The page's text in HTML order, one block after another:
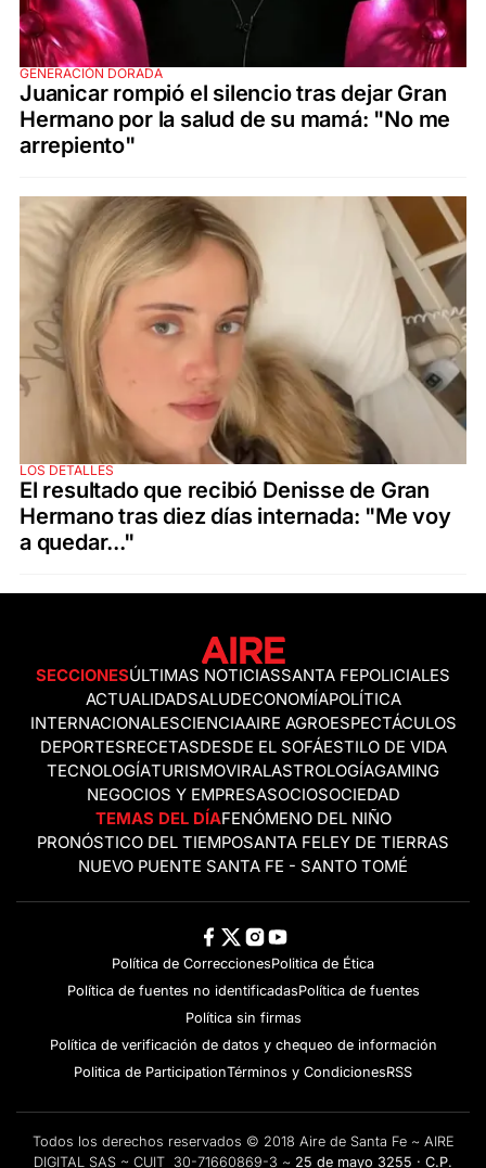
GENERACIÓN DORADA
Juanicar rompió el silencio tras dejar Gran
Hermano por la salud de su mamá: "No me
arrepiento"
LOS DETALLES
El resultado que recibió Denisse de Gran
Hermano tras diez días internada: "Me voy
a quedar..."
SECCIONESÚLTIMAS NOTICIASSANTA FEPOLICIALES
ACTUALIDADSALUDECONOMÍAPOLÍTICA
INTERNACIONALESCIENCIAAIRE AGROESPECTÁCULOS
DEPORTESRECETASDESDE EL SOFÁESTILO DE VIDA
TECNOLOGÍATURISMOVIRALASTROLOGÍAGAMING
NEGOCIOS Y EMPRESASOCIOSOCIEDAD
TEMAS DEL DÍAFENÓMENO DEL NIÑO
PRONÓSTICO DEL TIEMPOSANTA FELEY DE TIERRAS
NUEVO PUENTE SANTA FE - SANTO TOMÉ
Política de CorreccionesPolitica de Ética
Política de fuentes no identificadasPolítica de fuentes
Política sin firmas
Política de verificación de datos y chequeo de información
Politica de ParticipationTérminos y CondicionesRSS
Todos los derechos reservados © 2018 Aire de Santa Fe ~ AIRE
DIGITAL SAS ~ CUIT 30-71660869-3 ~ 25 de mayo 3255 · C.P.